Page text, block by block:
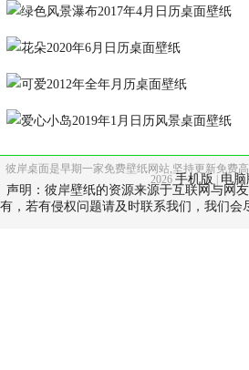
彼岸桌面是早期一家免费壁纸网站,坚持更新免费
2026 手机版
电脑
声明：彼岸壁纸的资源来源于互联网与网
有，若有侵权问题请及时联系我们，我们会